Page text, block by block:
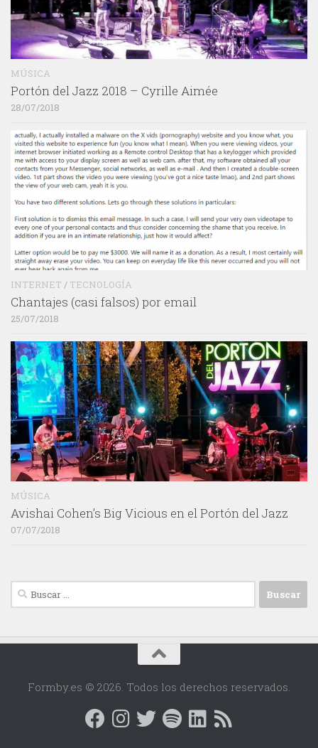
MÚSICA
Portón del Jazz 2018 – Cyrille Aimée
28/07/2018
INTERNET / TECNOLOGÍA
Chantajes (casi falsos) por email
25/07/2018
MÚSICA
Avishai Cohen’s Big Vicious en el Portón del Jazz
07/07/2018
Buscar:
Formby.es © 2026. Todos los derechos reservados.